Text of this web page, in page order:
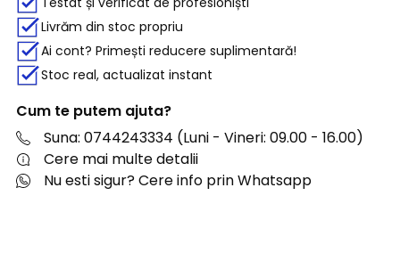
Livrăm din stoc propriu
Ai cont? Primești reducere suplimentară!
Stoc real, actualizat instant
Cum te putem ajuta?
Suna: 0744243334 (Luni - Vineri: 09.00 - 16.00)
Cere mai multe detalii
Nu esti sigur? Cere info prin Whatsapp